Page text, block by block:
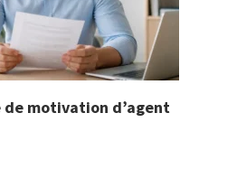
motivation d’agent